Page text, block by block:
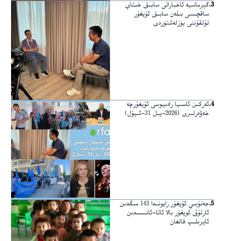
3
.گېرمانىيە ئاخباراتى سابىق خىتاي
ساقچىسى بىلەن سابىق ئۇيغۇر
تۇتقۇننى يۈزلەشتۈردى
4
.ئەركىن ئاسىيا رادىيوسى ئۇيغۇرچە
خەۋەرلىرى (2026-يىل 31-ئىيۇل)
5
.
جەنۇبىي ئۇيغۇر رايونىدا 143 مىڭدىن
ئارتۇق ئويغۇر بالا ئاتا-ئانىسىدىن
ئايرىلىپ قالغان